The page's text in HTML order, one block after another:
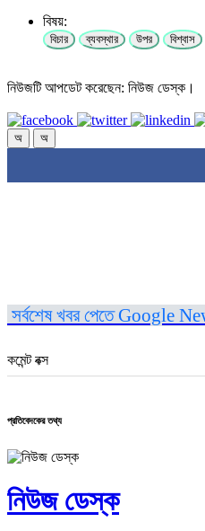
বিষয়:
বিচার ব্যবস্থার উপর বিশ্বাস
নিউজটি আপডেট করেছেন: নিউজ ডেস্ক।
অ অ
সর্বশেষ খবর পেতে Google
কমেন্ট বক্স
প্রতিবেদকের তথ্য
নিউজ ডেস্ক